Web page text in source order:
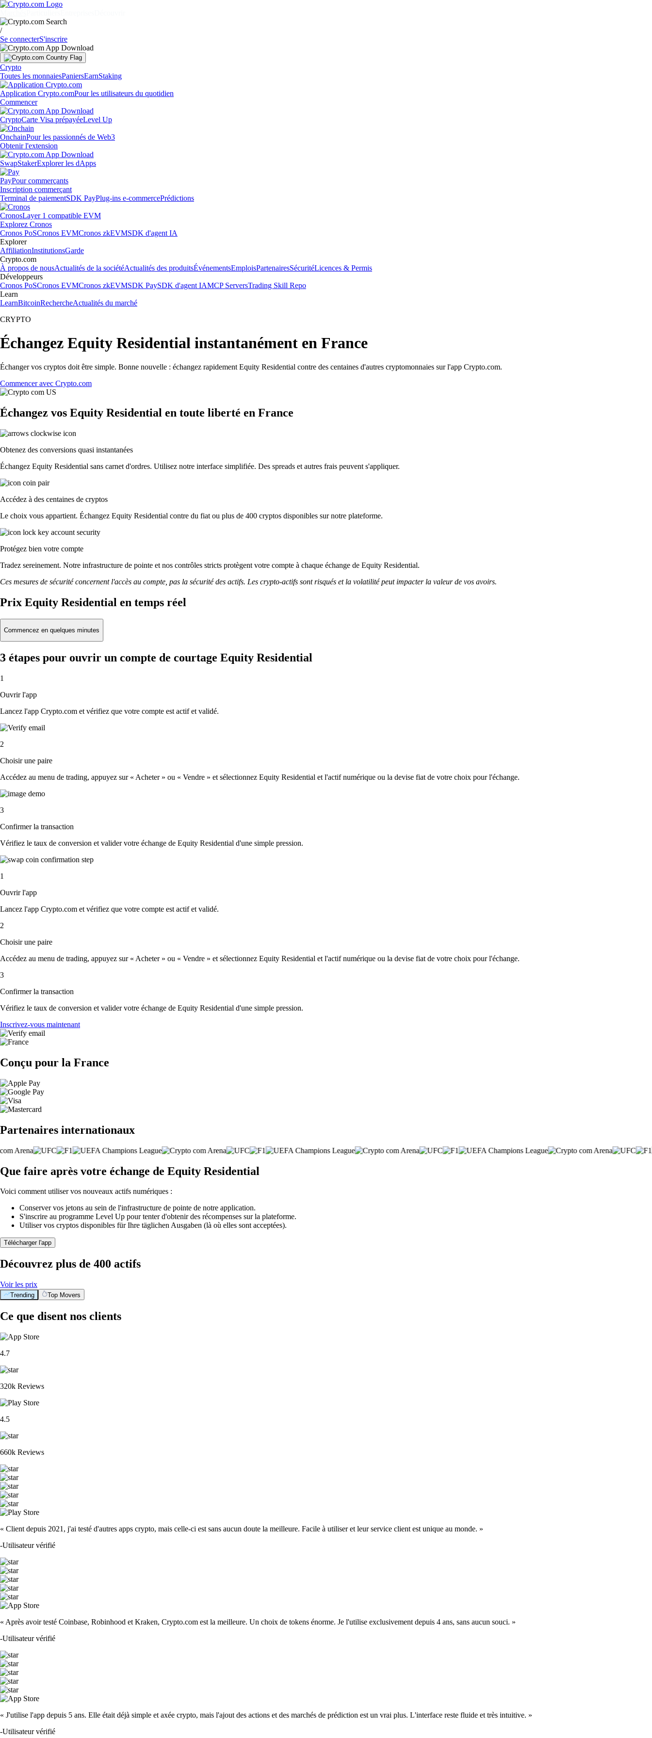
/
Se connecterS'inscrire
Crypto
Toutes les monnaiesPaniersEarnStaking
Application Crypto.comPour les utilisateurs du quotidien
Commencer
CryptoCarte Visa prépayéeLevel Up
OnchainPour les passionnés de Web3
Obtenir l'extension
SwapStakerExplorer les dApps
PayPour commerçants
Inscription commerçant
Terminal de paiementSDK PayPlug-ins e-commercePrédictions
CronosLayer 1 compatible EVM
Explorez Cronos
Cronos PoSCronos EVMCronos zkEVMSDK d'agent IA
Explorer
AffiliationInstitutionsGarde
Crypto.com
À propos de nousActualités de la sociétéActualités des produitsÉvénementsEmploisPartenairesSécuritéLicences & Permis
Développeurs
Cronos PoSCronos EVMCronos zkEVMSDK PaySDK d'agent IAMCP ServersTrading Skill Repo
Learn
LearnBitcoinRechercheActualités du marché
CRYPTO
Échangez Equity Residential instantanément en France
Échanger vos cryptos doit être simple. Bonne nouvelle : échangez rapidement Equity Residential contre des centaines d'autres cryptomonnaies sur l'app Crypto.com.
Commencer avec Crypto.com
Échangez vos Equity Residential en toute liberté en France
Obtenez des conversions quasi instantanées
Échangez Equity Residential sans carnet d'ordres. Utilisez notre interface simplifiée. Des spreads et autres frais peuvent s'appliquer.
Accédez à des centaines de cryptos
Le choix vous appartient. Échangez Equity Residential contre du fiat ou plus de 400 cryptos disponibles sur notre plateforme.
Protégez bien votre compte
Tradez sereinement. Notre infrastructure de pointe et nos contrôles stricts protègent votre compte à chaque échange de Equity Residential.
Ces mesures de sécurité concernent l'accès au compte, pas la sécurité des actifs. Les crypto-actifs sont risqués et la volatilité peut impacter la valeur de vos avoirs.
Prix Equity Residential en temps réel
Commencez en quelques minutes
3 étapes pour ouvrir un compte de courtage Equity Residential
1
Ouvrir l'app
Lancez l'app Crypto.com et vérifiez que votre compte est actif et validé.
2
Choisir une paire
Accédez au menu de trading, appuyez sur « Acheter » ou « Vendre » et sélectionnez Equity Residential et l'actif numérique ou la devise fiat de votre choix pour l'échange.
3
Confirmer la transaction
Vérifiez le taux de conversion et valider votre échange de Equity Residential d'une simple pression.
1
Ouvrir l'app
Lancez l'app Crypto.com et vérifiez que votre compte est actif et validé.
2
Choisir une paire
Accédez au menu de trading, appuyez sur « Acheter » ou « Vendre » et sélectionnez Equity Residential et l'actif numérique ou la devise fiat de votre choix pour l'échange.
3
Confirmer la transaction
Vérifiez le taux de conversion et valider votre échange de Equity Residential d'une simple pression.
Inscrivez-vous maintenant
Conçu pour la France
Partenaires internationaux
Que faire après votre échange de Equity Residential
Voici comment utiliser vos nouveaux actifs numériques :
Conserver vos jetons au sein de l'infrastructure de pointe de notre application.
S'inscrire au programme Level Up pour tenter d'obtenir des récompenses sur la plateforme.
Utiliser vos cryptos disponibles für Ihre täglichen Ausgaben (là où elles sont acceptées).
Télécharger l'app
Découvrez plus de 400 actifs
Voir les prix
Trending Top Movers
Ce que disent nos clients
4.7
320k Reviews
4.5
660k Reviews
« Client depuis 2021, j'ai testé d'autres apps crypto, mais celle-ci est sans aucun doute la meilleure. Facile à utiliser et leur service client est unique au monde. »
-Utilisateur vérifié
« Après avoir testé Coinbase, Robinhood et Kraken, Crypto.com est la meilleure. Un choix de tokens énorme. Je l'utilise exclusivement depuis 4 ans, sans aucun souci. »
-Utilisateur vérifié
« J'utilise l'app depuis 5 ans. Elle était déjà simple et axée crypto, mais l'ajout des actions et des marchés de prédiction est un vrai plus. L'interface reste fluide et très intuitive. »
-Utilisateur vérifié